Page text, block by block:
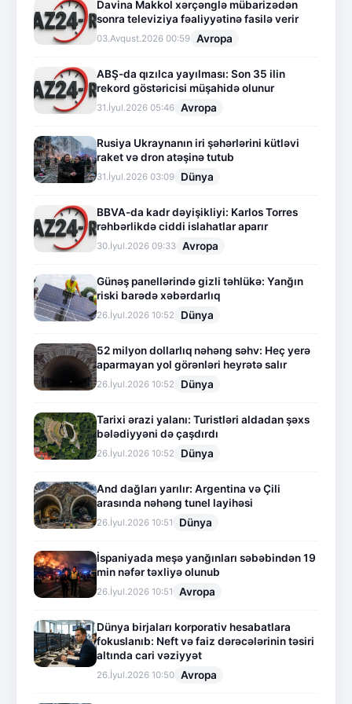
Davina Makkol xərçənglə mübarizədən
sonra televiziya fəaliyyətinə fasilə verir
03.Avqust.2026 00:59 Avropa
ABŞ-da qızılca yayılması: Son 35 ilin
rekord göstəricisi müşahidə olunur
31.İyul.2026 05:46 Avropa
Rusiya Ukraynanın iri şəhərlərini kütləvi
raket və dron atəşinə tutub
31.İyul.2026 03:09 Dünya
BBVA-da kadr dəyişikliyi: Karlos Torres
rəhbərlikdə ciddi islahatlar aparır
30.İyul.2026 09:33 Avropa
Günəş panellərində gizli təhlükə: Yanğın
riski barədə xəbərdarlıq
26.İyul.2026 10:52 Dünya
52 milyon dollarlıq nəhəng səhv: Heç yerə
aparmayan yol görənləri heyrətə salır
26.İyul.2026 10:52 Dünya
Tarixi ərazi yalanı: Turistləri aldadan şəxs
bələdiyyəni də çaşdırdı
26.İyul.2026 10:52 Dünya
And dağları yarılır: Argentina və Çili
arasında nəhəng tunel layihəsi
26.İyul.2026 10:51 Dünya
İspaniyada meşə yanğınları səbəbindən 19
min nəfər təxliyə olunub
26.İyul.2026 10:51 Avropa
Dünya birjaları korporativ hesabatlara
fokuslanıb: Neft və faiz dərəcələrinin təsiri
altında cari vəziyyət
26.İyul.2026 10:50 Avropa